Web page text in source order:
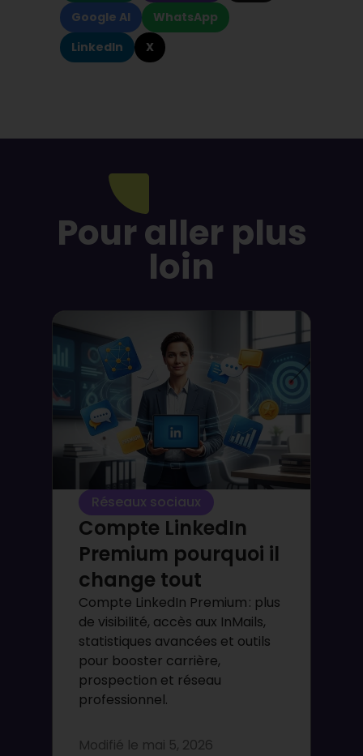
Google AI
WhatsApp
LinkedIn
X
Pour aller plus
loin
Réseaux sociaux
Compte LinkedIn
Premium pourquoi il
change tout
Compte LinkedIn Premium : plus
de visibilité, accès aux InMails,
statistiques avancées et outils
pour booster carrière,
prospection et réseau
professionnel.
Modifié le mai 5, 2026